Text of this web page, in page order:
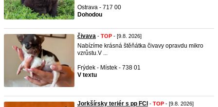
Ostrava - 717 00
Dohodou
čivava - TOP - [9.8. 2026]
Nabízíme krásná štěňátka čivavy opravdu mikro
vzrůstu.V ...
Frýdek - Místek - 738 01
V textu
Jorkšírsky teriér s pp FCI - TOP - [9.8. 2026]